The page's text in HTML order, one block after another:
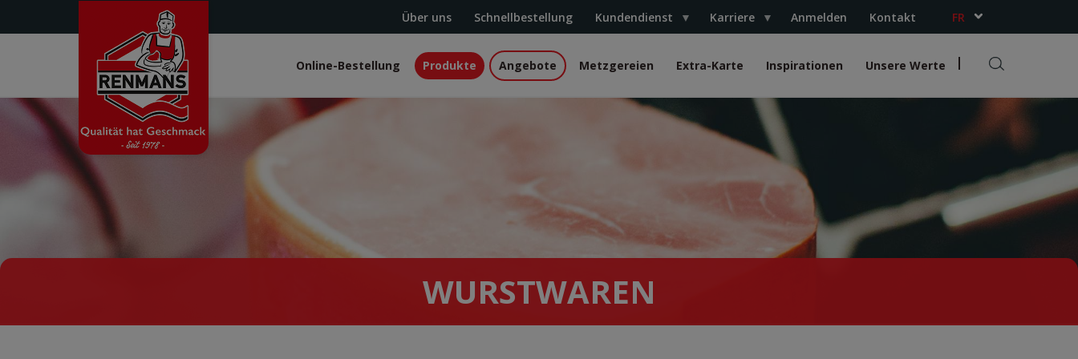
Über uns Schnellbestellung Kundendienst Karriere Anmelden Kontakt FR
White
header
Online-Bestellung Produkte Angebote Metzgereien Extra-Karte Inspirationen Unsere Werte
R
h
c
h
e
WURSTWAREN